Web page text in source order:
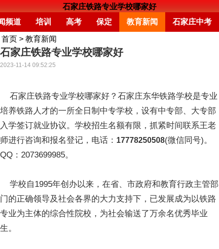
石家庄铁路专业学校哪家好
频道
培训 高考 保定 教育新闻 石家庄中考
首页 > 教育新闻
石家庄铁路专业学校哪家好
2023-11-14 09:52:25
石家庄铁路专业学校哪家好？石家庄东华铁路学校是专业
培养铁路人才的一所全日制中专学校，设有中专部、大专部
入学签订就业协议。学校招生名额有限，抓紧时间联系王老
师进行咨询和报名登记，电话： 17778250508(微信同号)。
QQ：2073699985。
学校自1995年创办以来，在省、市政府和教育行政主管部
门的正确领导及社会各界的大力支持下，已发展成为以铁路
专业为主体的综合性院校，为社会输送了万余名优秀毕业
生。